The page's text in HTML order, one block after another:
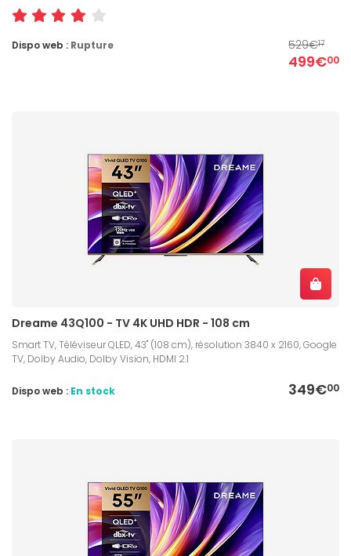
529€17
499€00
Dispo web : Rupture
Dreame 43Q100 - TV 4K UHD HDR - 108 cm
Smart TV, Téléviseur QLED, 43" (108 cm), résolution 3840 x 2160, Google
TV, Dolby Audio, Dolby Vision, HDMI 2.1
349€00
Dispo web : En stock